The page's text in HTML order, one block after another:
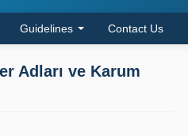
Guidelines Contact Us
Adları ve Karum